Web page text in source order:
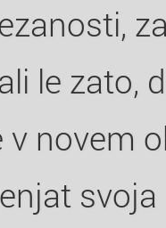
le zato,
v novem